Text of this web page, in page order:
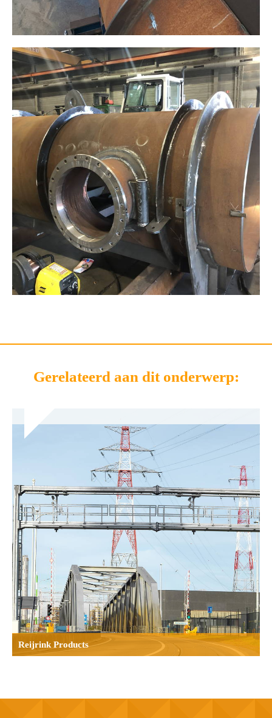
Gerelateerd aan dit onderwerp:
Reijrink Products